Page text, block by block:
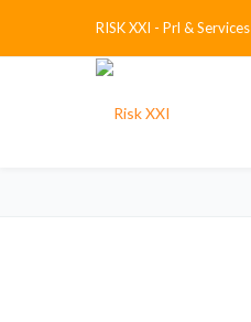
RISK XXI - Prl & Services